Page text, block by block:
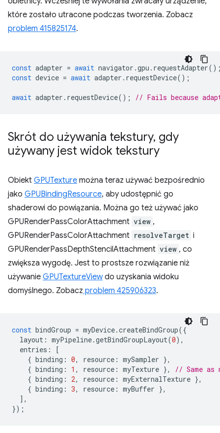
które zostało utracone podczas tworzenia. Zobacz
problem 415825174.
const adapter = await navigator .gpu . requestAdapter
const device = await adapter . requestDevice();
await adapter . requestDevice(); // Fails because
Skrót do używania tekstury, gdy
używany jest widok tekstury
Obiekt GPUTexture można teraz używać bezpośrednio
jako GPUBindingResource, aby udostępnić go
shaderowi do powiązania. Można go też używać jako
GPURenderPassColorAttachment view ,
GPURenderPassColorAttachment resolveTarget i
GPURenderPassDepthStencilAttachment view , co
zwiększa wygodę. Jest to prostsze rozwiązanie niż
używanie GPUTextureViewdo uzyskania widoku
domyślnego. Zobacz problem 425906323.
const bindGroup = myDevice.createBindGroup({
layout : myPipeline.getBindGroupLayout(0),
entries :
[
{ binding : 0, resource : mySampler },
{ binding : 1 , resource : myTexture },
// Same as
{ binding : 2, resource : myExternalTexture },
{ binding : 3, resource : myBuffer },
],
});